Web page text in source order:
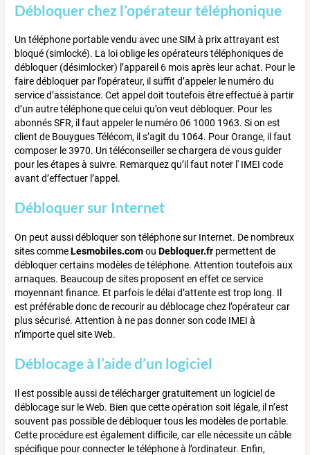
Débloquer chez l’opérateur téléphonique
Un téléphone portable vendu avec une SIM à prix attrayant est
bloqué (simlocké). La loi oblige les opérateurs téléphoniques de
débloquer (désimlocker) l’appareil 6 mois après leur achat. Pour le
faire débloquer par l’opérateur, il suffit d’appeler le numéro du
service d’assistance. Cet appel doit toutefois être effectué à partir
d’un autre téléphone que celui qu’on veut débloquer. Pour les
abonnés SFR, il faut appeler le numéro 06 1000 1963. Si on est
client de Bouygues Télécom, il s’agit du 1064. Pour Orange, il faut
composer le 3970. Un téléconseiller se chargera de vous guider
pour les étapes à suivre. Remarquez qu’il faut noter l' IMEI code
avant d’effectuer l’appel.
Débloquer sur Internet
On peut aussi débloquer son téléphone sur Internet. De nombreux
sites commeLesmobiles.comou Debloquer.fr permettent de
débloquer certains modèles de téléphone. Attention toutefois aux
arnaques. Beaucoup de sites proposent en effet ce service
moyennant finance. Et parfois le délai d’attente est trop long. Il
est préférable donc de recourir au déblocage chez l’opérateur car
plus sécurisé. Attention à ne pas donner son code IMEI à
n’importe quel site Web.
Déblocage à l’aide d’un logiciel
Il est possible aussi de télécharger gratuitement un logiciel de
déblocage sur le Web. Bien que cette opération soit légale, il n’est
souvent pas possible de débloquer tous les modèles de portable.
Cette procédure est également difficile, car elle nécessite un câble
spécifique pour connecter le téléphone à l’ordinateur. Enfin,